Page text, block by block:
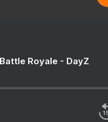
Royale - DayZ